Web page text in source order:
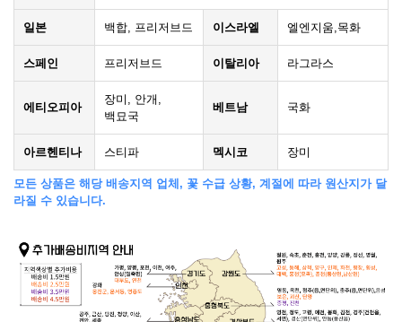
일본 백합, 프리저브드 이스라엘 엘엔지움,목화
스페인 프리저브드 이탈리아 라그라스
에티오피아
장미, 안개,
백묘국
베트남 국화
아르헨티나 스티파 멕시코 장미
모든 상품은 해당 배송지역 업체, 꽃 수급 상황, 계절에 따라 원산지가 달
라질 수 있습니다.